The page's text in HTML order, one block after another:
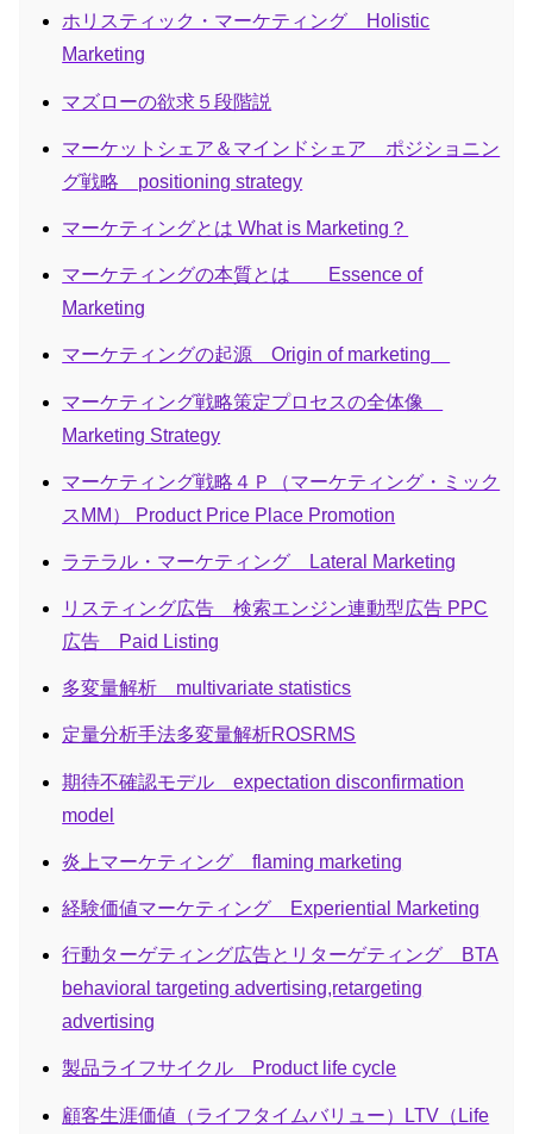
ホリスティック・マーケティング Holistic
Marketing
マズローの欲求５段階説
マーケットシェア＆マインドシェア ポジショニン
グ戦略 positioning strategy
マーケティングとは What is Marketing？
マーケティングの本質とは Essence of
Marketing
マーケティングの起源 Origin of marketing
マーケティング戦略策定プロセスの全体像
Marketing Strategy
マーケティング戦略４Ｐ（マーケティング・ミック
スMM） Product Price Place Promotion
ラテラル・マーケティング Lateral Marketing
リスティング広告 検索エンジン連動型広告 PPC
広告 Paid Listing
多変量解析 multivariate statistics
定量分析手法多変量解析ROSRMS
期待不確認モデル expectation disconfirmation
model
炎上マーケティング flaming marketing
経験価値マーケティング Experiential Marketing
行動ターゲティング広告とリターゲティング BTA
behavioral targeting advertising,retargeting
advertising
製品ライフサイクル Product life cycle
顧客生涯価値（ライフタイムバリュー）LTV（Life